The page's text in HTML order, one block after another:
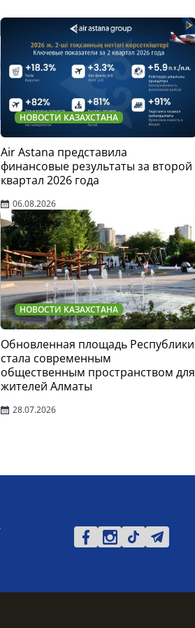
НОВОСТИ КАЗАХСТАНА
Air Astana представила
финансовые результаты за второй
квартал 2026 года
06.08.2026
НОВОСТИ КАЗАХСТАНА
Обновленная площадь Республики
стала современным
общественным пространством для
жителей Алматы
28.07.2026